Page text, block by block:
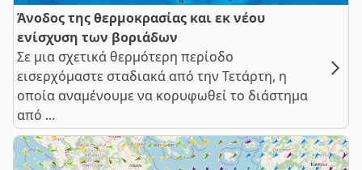
Άνοδος της θερμοκρασίας και εκ νέου
ενίσχυση των βοριάδων
Σε μια σχετικά θερμότερη περίοδο
εισερχόμαστε σταδιακά από την Τετάρτη, η
οποία αναμένουμε να κορυφωθεί το διάστημα
από ...